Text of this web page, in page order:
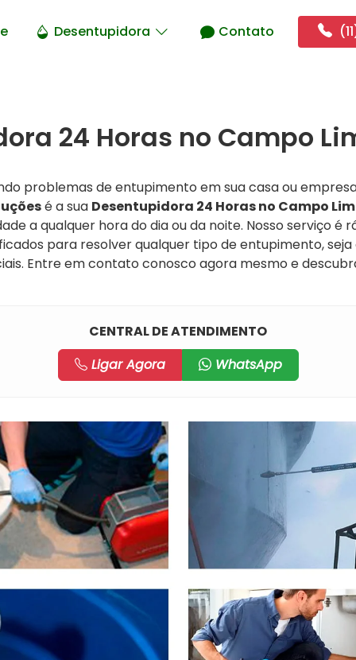
Desentupidora Contato
24 Horas no Campo
problemas de entupimento em sua casa ou
é a sua Desentupidora 24 Horas no Campo
a qualquer hora do dia ou da noite. Nosso serviço é
para resolver qualquer tipo de entupimento,
Entre em contato conosco agora mesmo e
CENTRAL DE ATENDIMENTO
Ligar Agora
WhatsApp